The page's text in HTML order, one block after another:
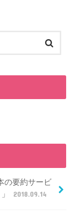
の要約サービ
2018.09.14